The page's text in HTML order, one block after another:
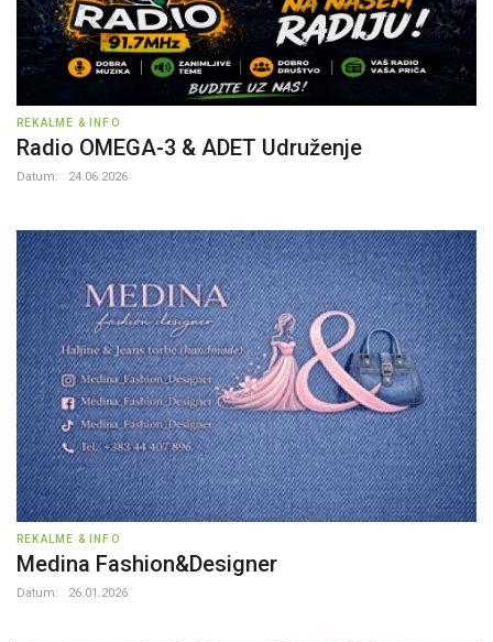
REKALME & INFO
Radio OMEGA-3 & ADET Udruženje
Datum: 24.06.2026
REKALME & INFO
Medina Fashion&Designer
Datum: 26.01.2026